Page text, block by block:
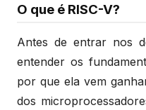
O que é RISC-V?
Antes de entrar nos
entender os
por que ela vem
dos